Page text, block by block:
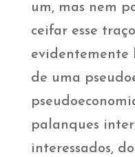
um, mas nem
ceifar esse
evidentemente
de uma
palanques
interessados,